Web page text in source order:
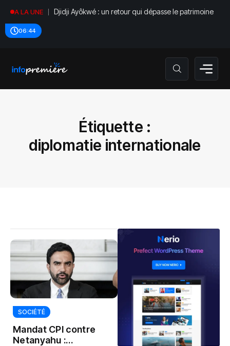
A LA UNE Tinubu désamorce une crise à Osun
06:44
Étiquette :
diplomatie internationale
SOCIÉTÉ
Mandat CPI contre
Netanyahu :